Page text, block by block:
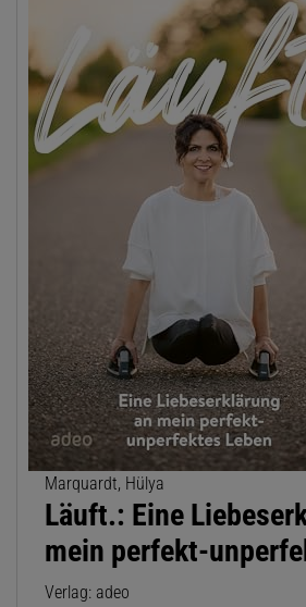
Marquardt, Hülya
Läuft.: Eine
mein perfekt-
Verlag: adeo